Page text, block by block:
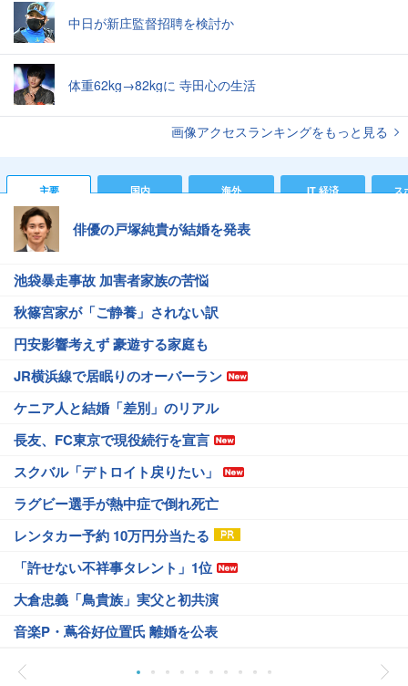
中日が新庄監督招聘を検討か
体重62kg→82kgに 寺田心の生活
画像アクセスランキングをもっと見る
主要 国内 海外 IT 経済 ス
俳優の戸塚純貴が結婚を発表
池袋暴走事故 加害者家族の苦悩
秋篠宮家が「ご静養」されない訳
円安影響考えず 豪遊する家庭も
JR横浜線で居眠りのオーバーラン
ケニア人と結婚「差別」のリアル
長友、FC東京で現役続行を宣言
スクバル「デトロイト戻りたい」
ラグビー選手が熱中症で倒れ死亡
レンタカー予約 10万円分当たる
「許せない不祥事タレント」1位
大倉忠義「鳥貴族」実父と初共演
音楽P・蔦谷好位置氏 離婚を公表